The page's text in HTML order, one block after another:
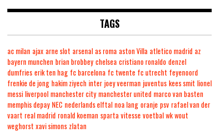
TAGS
ac milan ajax arne slot arsenal as roma aston Villa atletico madrid az
bayern munchen brian brobbey chelsea cristiano ronaldo denzel
dumfries erik ten hag fc barcelona fc twente fc utrecht feyenoord
frenkie de jong hakim ziyech inter joey veerman juventus kees smit lionel
messi liverpool manchester city manchester united marco van basten
memphis depay NEC nederlands elftal noa lang oranje psv rafael van der
vaart real madrid ronald koeman sparta vitesse voetbalwkwout
weghorst xavi simons zlatan